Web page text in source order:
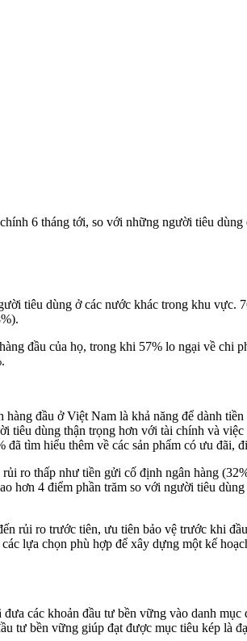
6 tháng tới, so với những người tiêu
tiêu dùng ở các nước khác trong khu vực.
đầu của họ, trong khi 57% lo ngại về chi
đầu ở Việt Nam là khả năng để dành
tiêu dùng thận trọng hơn với tài chính và
tìm hiểu thêm về các sản phẩm có ưu đãi,
ro thấp như tiền gửi cố định ngân hàng
hơn 4 điểm phần trăm so với người tiêu
rủi ro trước tiên, ưu tiên bảo vệ trước khi
lựa chọn phù hợp để xây dựng một kế
các khoản đầu tư bền vững vào danh mục
tư bền vững giúp đạt được mục tiêu kép là